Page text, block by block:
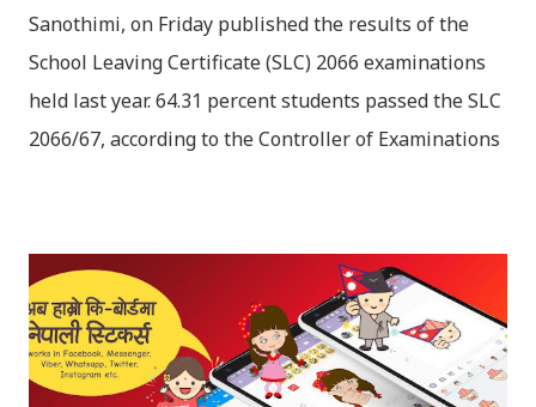
Sanothimi, on Friday published the results of the
School Leaving Certificate (SLC) 2066 examinations
held last year. 64.31 percent students passed the SLC
2066/67, according to the Controller of Examinations
Download the file and search your ‘symbol number’.
Congratulations to all, who passed SLC this year. And
if you want to see your results with marks then, you
can follow THT (symbol no. and birth date required).